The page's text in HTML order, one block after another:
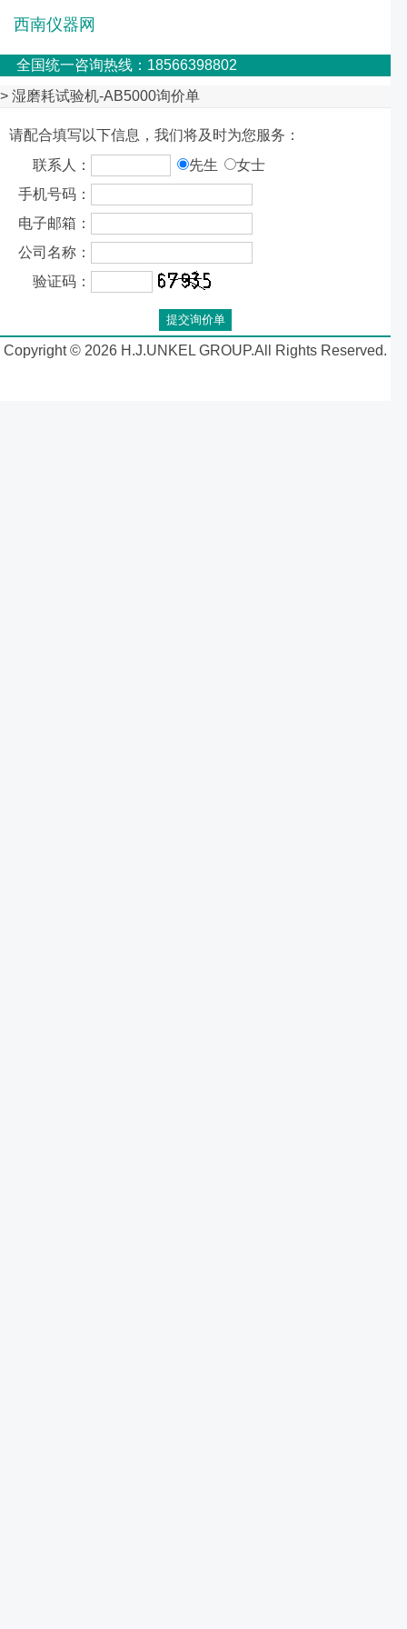
西南仪器网
全国统一咨询热线：18566398802
> 湿磨耗试验机-AB5000询价单
请配合填写以下信息，我们将及时为您服务：
联系人：
先生
女士
手机号码：
电子邮箱：
公司名称：
验证码：
Copyright © 2026 H.J.UNKEL GROUP.All Rights Reserved.